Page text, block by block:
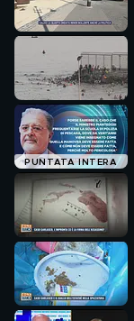
PUNTATA INTERA